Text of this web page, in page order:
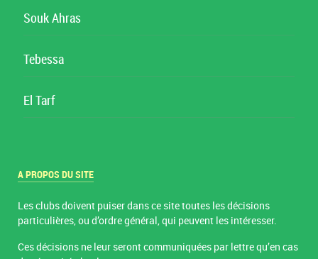
Souk Ahras
Tebessa
El Tarf
A PROPOS DU SITE
Les clubs doivent puiser dans ce site toutes les décisions
particulières, ou d’ordre général, qui peuvent les intéresser.
Ces décisions ne leur seront communiquées par lettre qu’en cas